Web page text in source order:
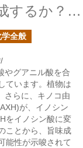
植物は核酸系旨味成分を合成するか？の続き
学全般
やグアニル酸を合
ています。植物は
さらに、キノコ由
が、イノシン
をイノシン酸に変
ことから、旨味成
能性が示唆されて